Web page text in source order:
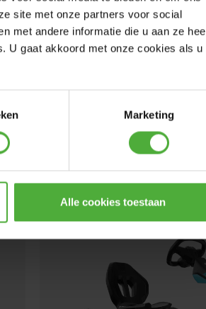
site met onze partners voor social
met andere informatie die u aan ze
U gaat akkoord met onze cookies als u
Marketing
Alle cookies toestaan
Binnen 1-2 werkdagen bezorgd
Vergelijken